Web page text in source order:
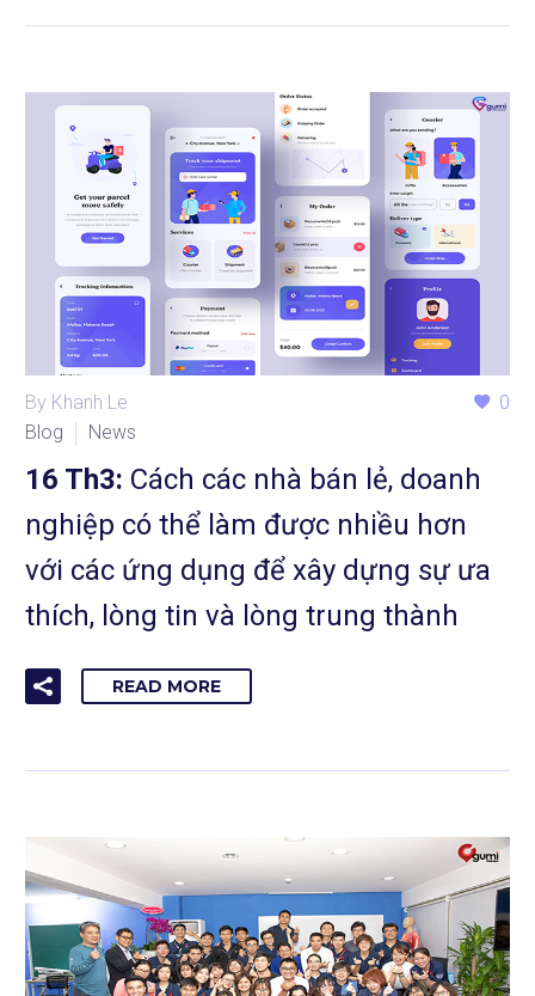
0
By Khanh Le
Blog
News
16 Th3: Cách các nhà bán lẻ, doanh
nghiệp có thể làm được nhiều hơn
với các ứng dụng để xây dựng sự ưa
thích, lòng tin và lòng trung thành
READ MORE